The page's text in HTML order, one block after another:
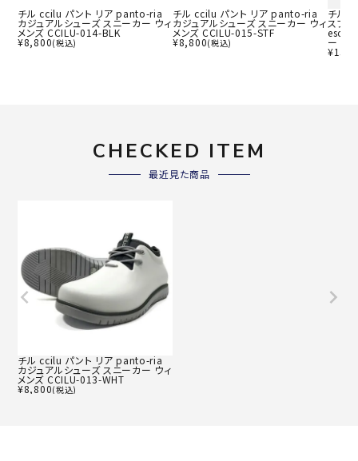
チル ccilu パント リア panto-ria
カジュアルシューズ スニーカー ウィ
メンズ CCILU-014-BLK
¥8,800(税込)
チル ccilu パント リア panto-ria
カジュアルシューズ スニーカー ウィ
メンズ CCILU-015-STF
¥8,800(税込)
チル
スプ
esole
ー ウ
¥
CHECKED ITEM
最近見た商品
チル ccilu パント リア panto-ria
カジュアルシューズ スニーカー ウィ
メンズ CCILU-013-WHT
¥8,800(税込)